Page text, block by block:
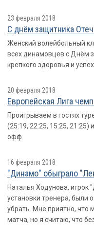
23 февраля 2018
С днём защитника
Женский волейбольный
всех динамовцев с Днём
крепкого здоровья и
20 февраля 2018
Европейская Лига
Проигрываем в гостях
(25:19, 22:25, 15:25,
офф.
16 февраля 2018
"Динамо" обыграло
Наталья Ходунова,
установки тренера, были
убрать. Мне приятно, что
матча, но я считаю, что